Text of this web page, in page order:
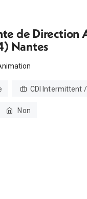
de Direction
Nantes
CDI Intermittent /
Non